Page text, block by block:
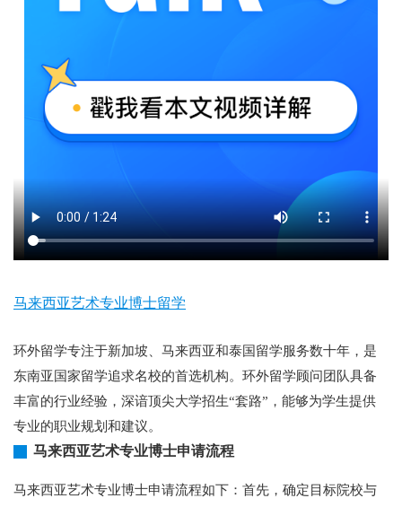
马来西亚艺术专业博士留学
环外留学专注于新加坡、马来西亚和泰国留学服务数十年，是
东南亚国家留学追求名校的首选机构。环外留学顾问团队具备
丰富的行业经验，深谙顶尖大学招生“套路”，能够为学生提供
专业的职业规划和建议。
马来西亚艺术专业博士申请流程
马来西亚艺术专业博士申请流程如下：首先，确定目标院校与